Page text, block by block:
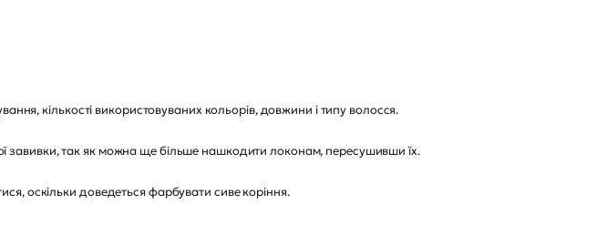
кількості використовуваних кольорів, довжини і типу волосся.
завивки, так як можна ще більше нашкодити локонам, пересушивши їх.
оскільки доведеться фарбувати сиве коріння.